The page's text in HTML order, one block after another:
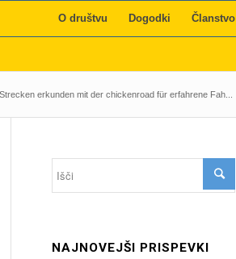
O društvu Dogodki Članstvo
erkunden mit der chickenroad für erfahrene Fah...
NAJNOVEJŠI PRISPEVKI